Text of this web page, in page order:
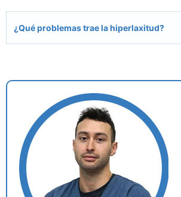
¿Qué problemas trae la hiperlaxitud?